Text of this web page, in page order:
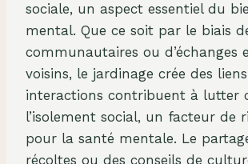
sociale, un aspect essentiel du
mental. Que ce soit par le biais
communautaires ou d’échanges
voisins, le jardinage crée des
interactions contribuent à lutter
l’isolement social, un facteur de
pour la santé mentale. Le
récoltes ou des conseils de